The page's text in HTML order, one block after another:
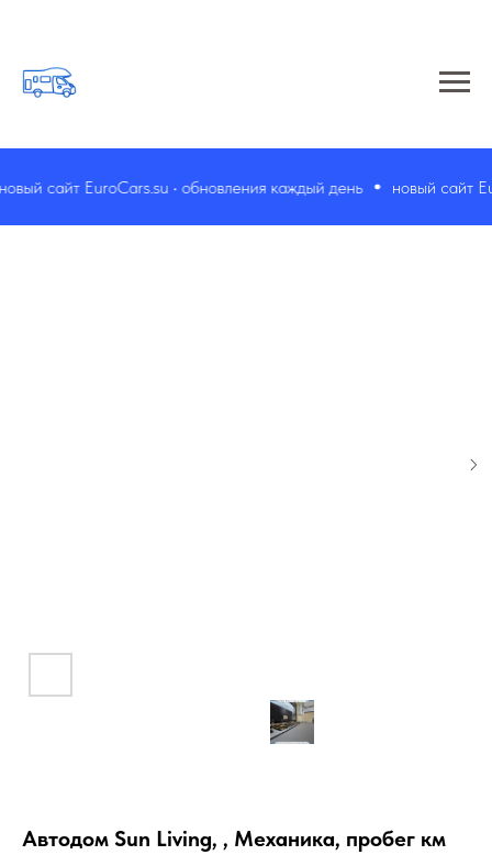
сайт EuroCars.su • обновления каждый день новый сайт
Автодом Sun Living, , Механика, пробег км